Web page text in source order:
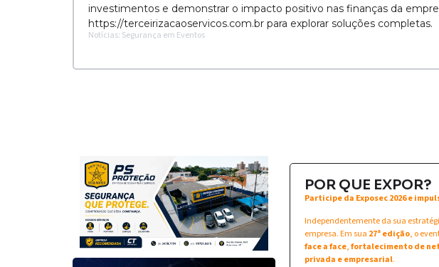
investimentos e demonstrar o impacto positivo nas finanças da
https://terceirizacaoservicos.com.br para explorar soluções completas.
Notícias: Segurança em Eventos
POR QUE EXPOR?
Participe da Exposec 2026 e
Independentemente da sua
empresa. Em sua 27ª edição, o
face a face,fortalecimento de
privada e empresarial.